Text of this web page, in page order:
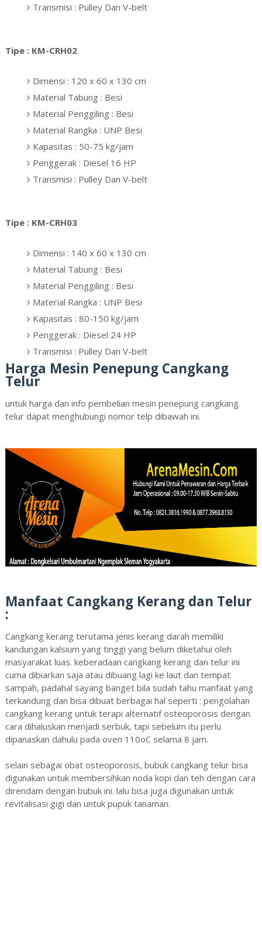
Transmisi : Pulley Dan V-belt
Tipe : KM-CRH02
Dimensi : 120 x 60 x 130 cm
Material Tabung : Besi
Material Penggiling : Besi
Material Rangka : UNP Besi
Kapasitas : 50-75 kg/jam
Penggerak : Diesel 16 HP
Transmisi : Pulley Dan V-belt
Tipe : KM-CRH03
Dimensi : 140 x 60 x 130 cm
Material Tabung : Besi
Material Penggiling : Besi
Material Rangka : UNP Besi
Kapasitas : 80-150 kg/jam
Penggerak : Diesel 24 HP
Transmisi : Pulley Dan V-belt
Harga Mesin Penepung Cangkang
Telur
untuk harga dan info pembelian mesin penepung cangkang
telur dapat menghubungi nomor telp dibawah ini.
Manfaat Cangkang Kerang dan Telur
:
Cangkang kerang terutama jenis kerang darah memiliki
kandungan kalsium yang tinggi yang belum diketahui oleh
masyarakat luas. keberadaan cangkang kerang dan telur ini
cuma dibiarkan saja atau dibuang lagi ke laut dan tempat
sampah, padahal sayang banget bila sudah tahu manfaat yang
terkandung dan bisa dibuat berbagai hal seperti : pengolahan
cangkang kerang untuk terapi alternatif osteoporosis dengan
cara dihaluskan menjadi serbuk, tapi sebelum itu perlu
dipanaskan dahulu pada oven 110oC selama 8 jam.
selain sebagai obat osteoporosis, bubuk cangkang telur bisa
digunakan untuk membersihkan noda kopi dan teh dengan cara
direndam dengan bubuk ini. lalu bisa juga digunakan untuk
revitalisasi gigi dan untuk pupuk tanaman.